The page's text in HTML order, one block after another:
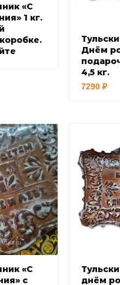
«С
1 кг.
Днём
4,5 кг.
7290 ₽
«С
с
днём